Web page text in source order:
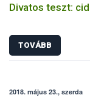
Divatos teszt:
TOVÁBB
2018. május 23., szerda